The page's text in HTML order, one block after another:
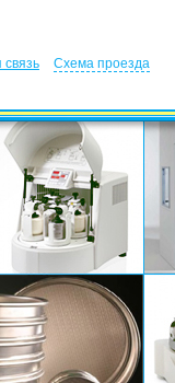
Схема проезда